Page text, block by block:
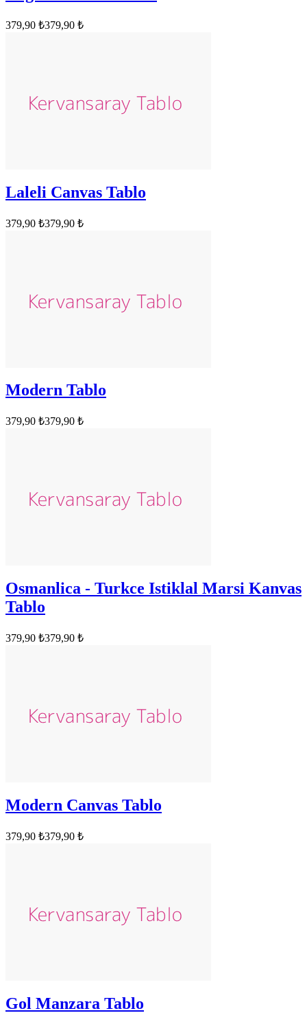
379,90 ₺379,90 ₺
Laleli Canvas Tablo
379,90 ₺379,90 ₺
Modern Tablo
379,90 ₺379,90 ₺
Osmanlica - Turkce Istiklal Marsi Kanvas
Tablo
379,90 ₺379,90 ₺
Modern Canvas Tablo
379,90 ₺379,90 ₺
Gol Manzara Tablo